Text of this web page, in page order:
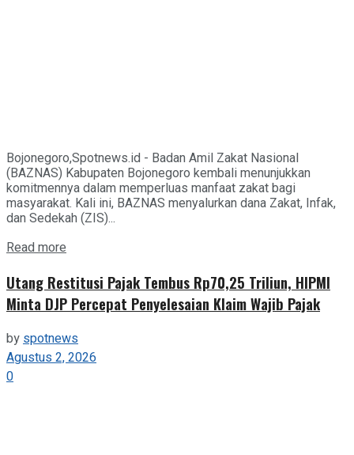
Bojonegoro,Spotnews.id - Badan Amil Zakat Nasional
(BAZNAS) Kabupaten Bojonegoro kembali menunjukkan
komitmennya dalam memperluas manfaat zakat bagi
masyarakat. Kali ini, BAZNAS menyalurkan dana Zakat, Infak,
dan Sedekah (ZIS)...
Read more
Utang Restitusi Pajak Tembus Rp70,25 Triliun, HIPMI
Minta DJP Percepat Penyelesaian Klaim Wajib Pajak
byspotnews
Agustus 2, 2026
0